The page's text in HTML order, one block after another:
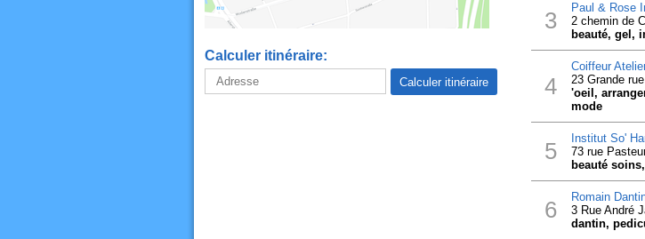
Calculer itinéraire:
3 Paul & Rose
2 chemin de
beauté, gel,
4
Coiffeur
23 Grande
'oeil,
mode
5 Institut So'
73 rue
beauté
6 Romain
3 Rue André
dantin,